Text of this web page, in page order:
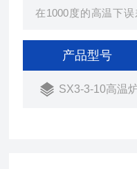
在1000度的高温下
具有30波段可编程功
统电炉轻70%，外形
尺寸比传统电炉工作
产品型号
SX3-3-10高温